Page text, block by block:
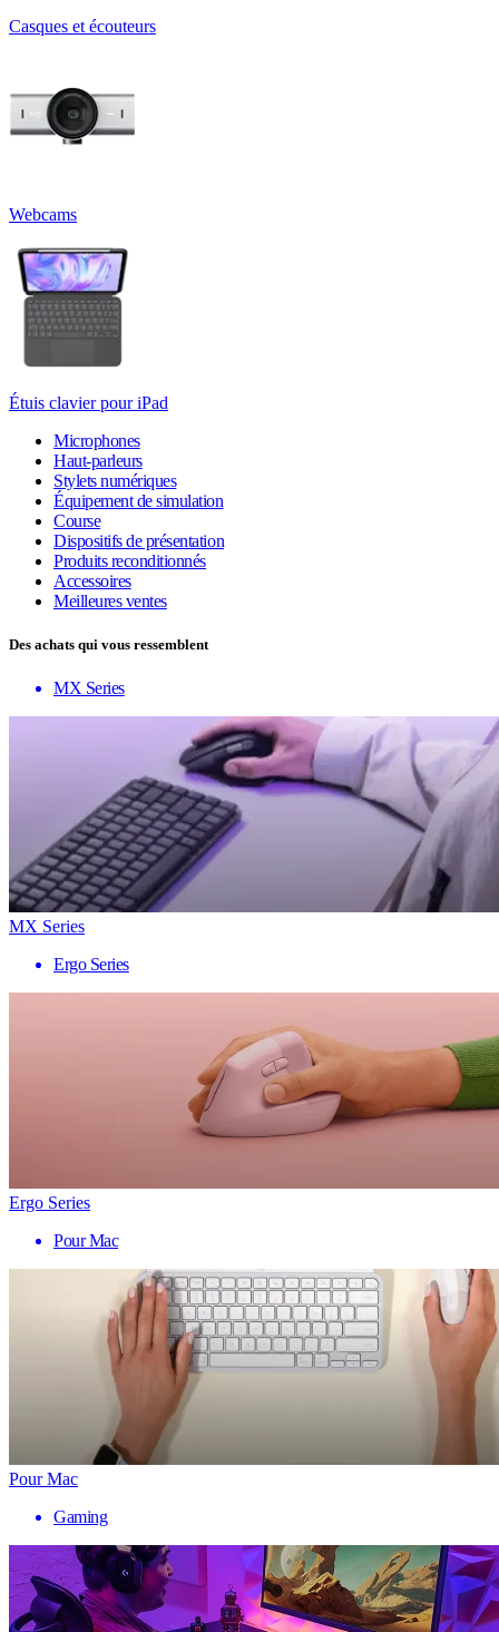
Casques et écouteurs
Webcams
Étuis clavier pour iPad
Microphones
Haut-parleurs
Stylets numériques
Équipement de simulation
Course
Dispositifs de présentation
Produits reconditionnés
Accessoires
Meilleures ventes
Des achats qui vous ressemblent
MX Series
MX Series
Ergo Series
Ergo Series
Pour Mac
Pour Mac
Gaming